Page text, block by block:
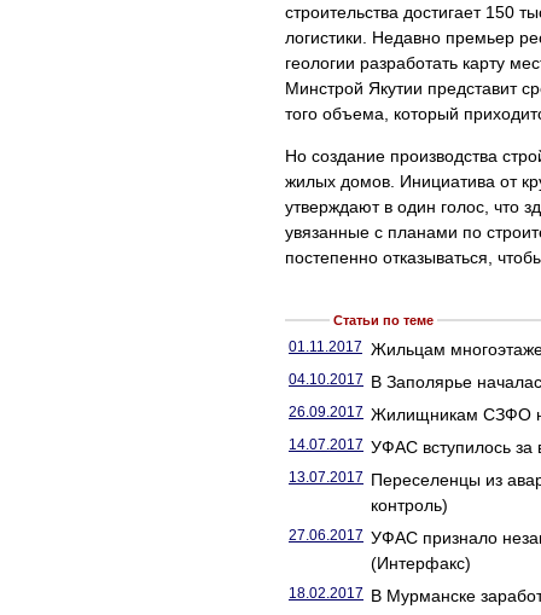
строительства достигает 150
логистики. Недавно премьер
геологии разработать карту
Минстрой Якутии представит
того объема, который
Но создание производства
жилых домов. Инициатива от
утверждают в один голос, что
увязанные с планами по
постепенно отказываться,
Статьи по теме
01.11.2017 Жильцам
04.10.2017 В Заполярье
26.09.2017 Жилищникам СЗФО
14.07.2017 УФАС вступилось за
13.07.2017 Переселенцы из
контроль)
27.06.2017 УФАС признало
(Интерфакс)
18.02.2017 В Мурманске